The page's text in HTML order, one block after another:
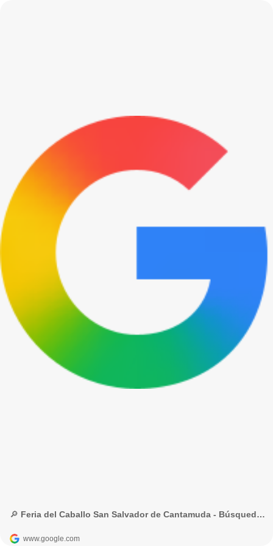
🔎 Feria del Caballo San Salvador de Cantamuda - Búsqueda de Google
www.google.com